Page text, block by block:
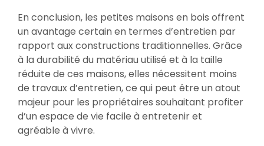
En conclusion, les petites maisons en bois offrent
un avantage certain en termes d’entretien par
rapport aux constructions traditionnelles. Grâce
à la durabilité du matériau utilisé et à la taille
réduite de ces maisons, elles nécessitent moins
de travaux d’entretien, ce qui peut être un atout
majeur pour les propriétaires souhaitant profiter
d’un espace de vie facile à entretenir et
agréable à vivre.